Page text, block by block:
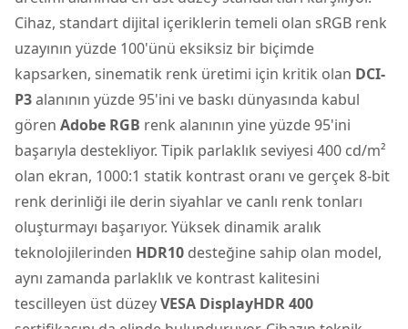
Cihaz, standart dijital içeriklerin temeli olan sRGB renk
uzayının yüzde 100'ünü eksiksiz bir biçimde
kapsarken, sinematik renk üretimi için kritik olan DCI-
P3alanının yüzde 95'ini ve baskı dünyasında kabul
gören Adobe RGB renk alanının yine yüzde 95'ini
başarıyla destekliyor. Tipik parlaklık seviyesi 400 cd/m²
olan ekran, 1000:1 statik kontrast oranı ve gerçek 8-bit
renk derinliği ile derin siyahlar ve canlı renk tonları
oluşturmayı başarıyor. Yüksek dinamik aralık
teknolojilerinden HDR10 desteğine sahip olan model,
aynı zamanda parlaklık ve kontrast kalitesini
tescilleyen üst düzeyVESA DisplayHDR 400